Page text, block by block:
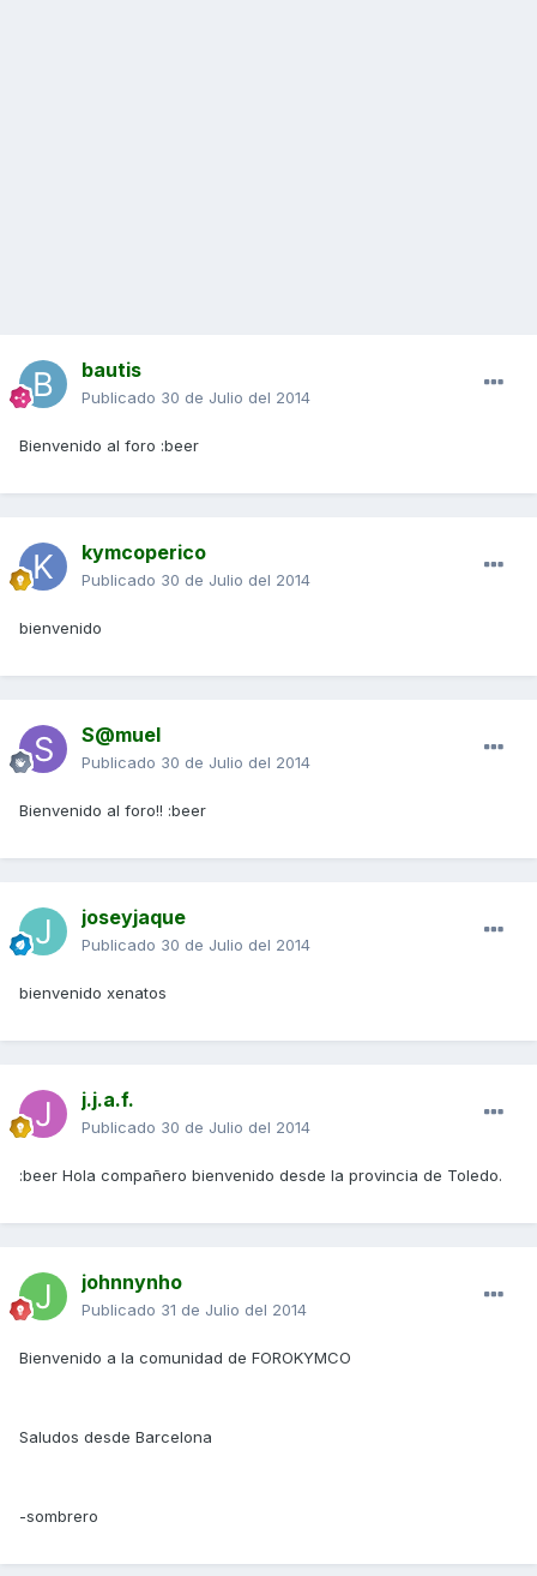
bautis
Publicado 30 de Julio del 2014
Bienvenido al foro :beer
kymcoperico
Publicado 30 de Julio del 2014
bienvenido
S@muel
Publicado 30 de Julio del 2014
Bienvenido al foro!! :beer
joseyjaque
Publicado 30 de Julio del 2014
bienvenido xenatos
j.j.a.f.
Publicado 30 de Julio del 2014
:beer Hola compañero bienvenido desde la provincia de Toledo.
johnnynho
Publicado 31 de Julio del 2014
Bienvenido a la comunidad de FOROKYMCO
Saludos desde Barcelona
-sombrero